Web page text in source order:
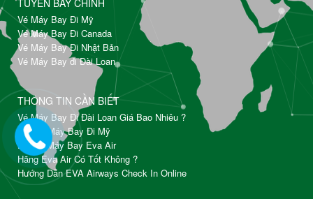
TUYẾN BAY CHÍNH
Vé Máy Bay Đi Mỹ
Vé Máy Bay Đi Canada
Vé Máy Bay Đi Nhật Bản
Vé Máy Bay đi Đài Loan
THÔNG TIN CẦN BIẾT
Vé Máy Bay Đi Đài Loan Giá Bao Nhiêu ?
Đặt Vé Máy Bay Đi Mỹ
Đổi Vé Máy Bay Eva Air
Hãng Eva Air Có Tốt Không ?
Hướng Dẫn EVA Airways Check In Online